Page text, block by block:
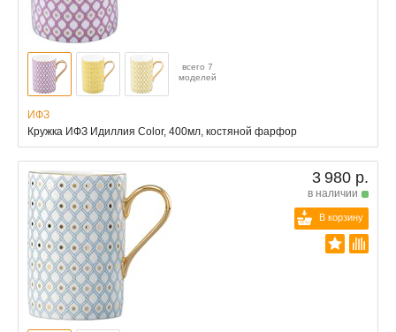
всего 7
моделей
ИФЗ
Кружка ИФЗ Идиллия Color, 400мл, костяной фарфор
3 980 р.
в наличии
В корзину